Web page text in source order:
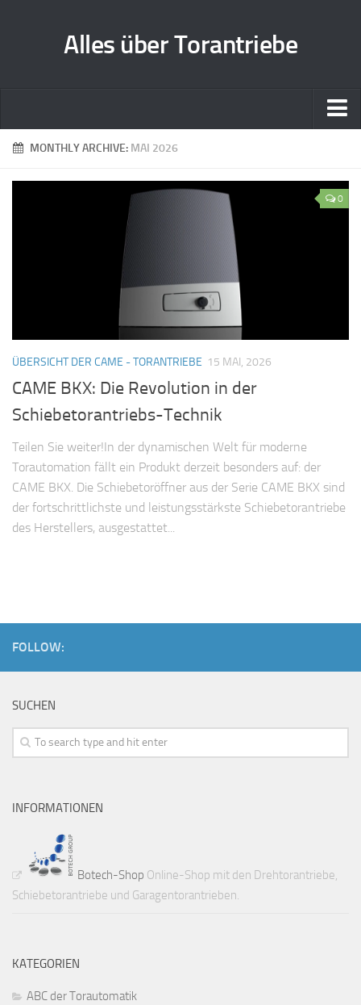
Alles über Torantriebe
HomeMONTHLY ARCHIVE: MAI 2026
0
ÜBERSICHT DER CAME - TORANTRIEBE 15 MAI, 2026
CAME BKX: Die Revolution in der
Schiebetorantriebs-Technik
Teilen Sie weiter!In der dynamischen Welt für moderne
Torautomation fällt ein Produkt derzeit besonders auf: der
CAME BKX. Die Schiebetoröffner aus der Serie CAME BKX sind
der fortschrittlichste und leistungsstärkste Schiebetorantriebe
des Herstellers, ausgestattet...
FOLLOW:
SUCHEN
INFORMATIONEN
Botech-Shop Online-Shop mit den Drehtorantriebe,
Schiebetorantriebe und Garagentorantrieben.
KATEGORIEN
ABC der Torautomatik